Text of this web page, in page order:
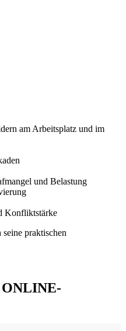
am Arbeitsplatz und im
und Belastung
Konfliktstärke
praktischen
ONLINE-